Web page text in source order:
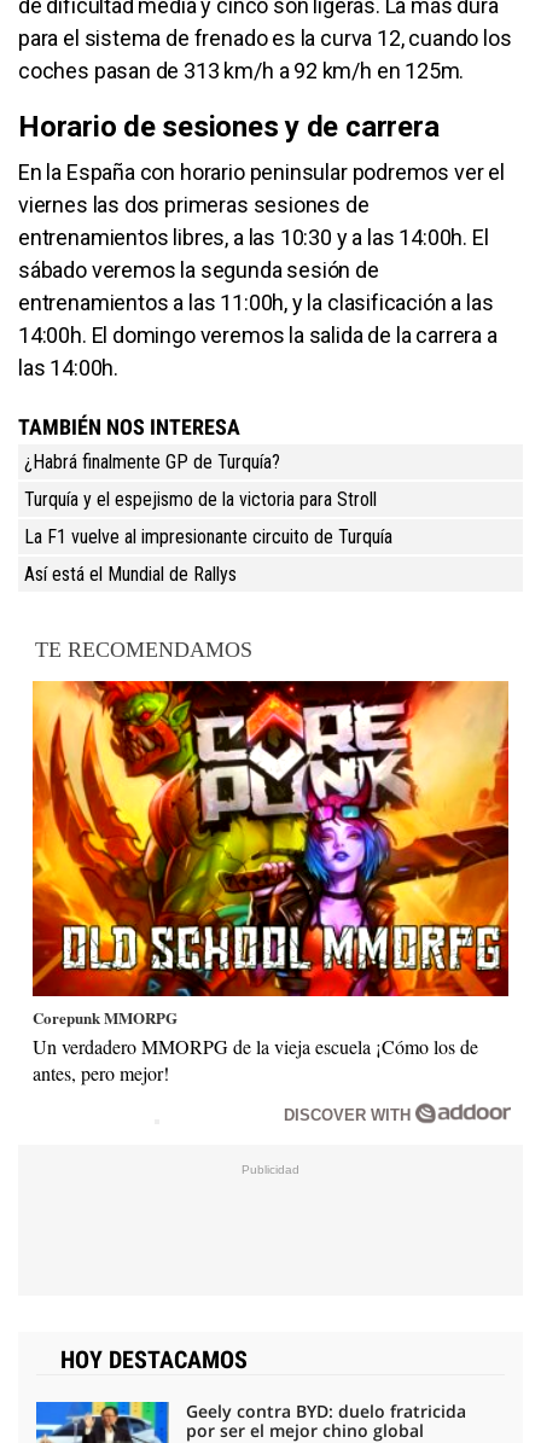
para el sistema de frenado es la curva 12, cuando los
coches pasan de 313 km/h a 92 km/h en 125m.
Horario de sesiones y de carrera
En la España con horario peninsular podremos ver el
viernes las dos primeras sesiones de
entrenamientos libres, a las 10:30 y a las 14:00h. El
sábado veremos la segunda sesión de
entrenamientos a las 11:00h, y la clasificación a las
14:00h. El domingo veremos la salida de la carrera a
las 14:00h.
TAMBIÉN NOS INTERESA
¿Habrá finalmente GP de Turquía?
Turquía y el espejismo de la victoria para Stroll
La F1 vuelve al impresionante circuito de Turquía
Así está el Mundial de Rallys
TE RECOMENDAMOS
Corepunk MMORPG
Un verdadero MMORPG de la vieja escuela ¡Cómo los de
antes, pero mejor!
DISCOVER WITH
HOY DESTACAMOS
Geely contra BYD: duelo fratricida
por ser el mejor chino global